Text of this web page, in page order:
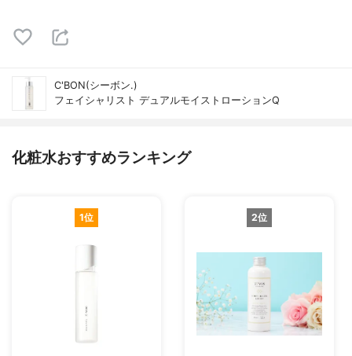
C'BON(シーボン.)
フェイシャリスト デュアルモイストローションQ
化粧水おすすめランキング
1位 2位